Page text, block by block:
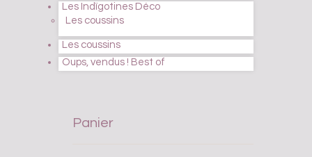
Les Indïgotines Déco
Les coussins
Les coussins
Oups, vendus ! Best of
Panier